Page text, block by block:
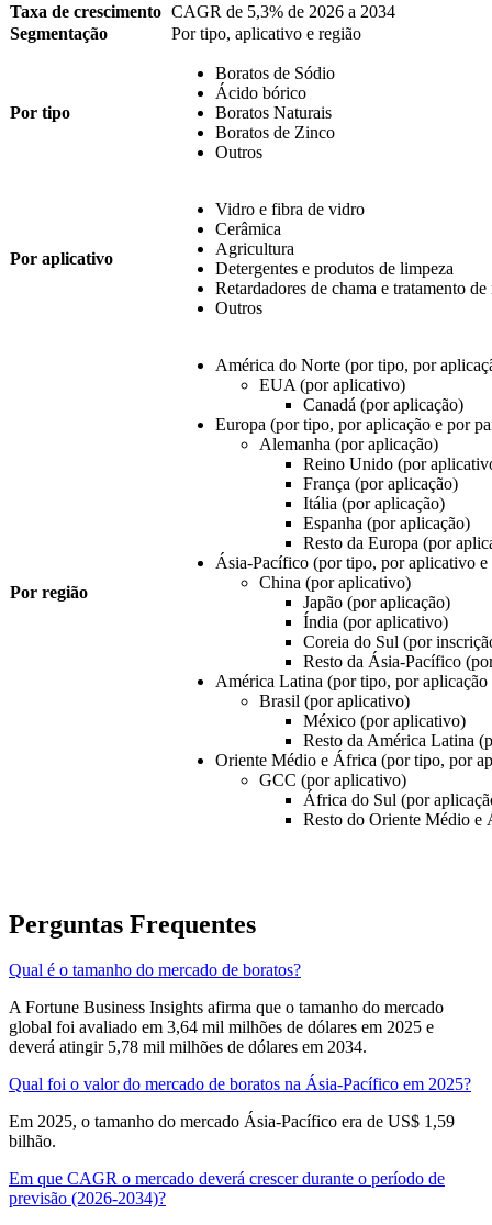
Taxa de crescimento CAGR de 5,3% de 2026 a 2034
Segmentação
Por tipo, aplicativo e região
Por tipo
Boratos de Sódio
Ácido bórico
Boratos Naturais
Boratos de Zinco
Outros
Por aplicativo
Vidro e fibra de vidro
Cerâmica
Agricultura
Detergentes e produtos de limpeza
Retardadores de chama e tratamento de
Outros
Por região
América do Norte (por tipo, por
EUA (por aplicativo)
Canadá (por aplicação)
Europa (por tipo, por aplicação e por
Alemanha (por aplicação)
Reino Unido (por
França (por aplicação)
Itália (por aplicação)
Espanha (por aplicação)
Resto da Europa (por
Ásia-Pacífico (por tipo, por aplicativo e
China (por aplicativo)
Japão (por aplicação)
Índia (por aplicativo)
Coreia do Sul (por
Resto da Ásia-Pacífico
América Latina (por tipo, por aplicação
Brasil (por aplicativo)
México (por aplicativo)
Resto da América Latina
Oriente Médio e África (por tipo, por
GCC (por aplicativo)
África do Sul (por
Resto do Oriente Médio e
Perguntas Frequentes
Qual é o tamanho do mercado de boratos?
A Fortune Business Insights afirma que o tamanho do mercado
global foi avaliado em 3,64 mil milhões de dólares em 2025 e
deverá atingir 5,78 mil milhões de dólares em 2034.
Qual foi o valor do mercado de boratos na Ásia-Pacífico em 2025?
Em 2025, o tamanho do mercado Ásia-Pacífico era de US$ 1,59
bilhão.
Em que CAGR o mercado deverá crescer durante o período de
previsão (2026-2034)?